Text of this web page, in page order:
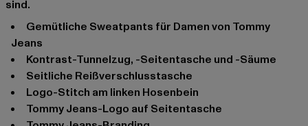
sind.
Gemütliche Sweatpants für Damen von Tommy
Jeans
Kontrast-Tunnelzug, -Seitentasche und -Säume
Seitliche Reißverschlusstasche
Logo-Stitch am linken Hosenbein
Tommy Jeans-Logo auf Seitentasche